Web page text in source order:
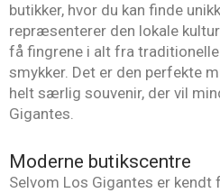
butikker, hvor du kan finde
repræsenterer den lokale
få fingrene i alt fra
smykker. Det er den perfekte
helt særlig souvenir, der vil
Gigantes.
Moderne butikscentre
Selvom Los Gigantes er kendt